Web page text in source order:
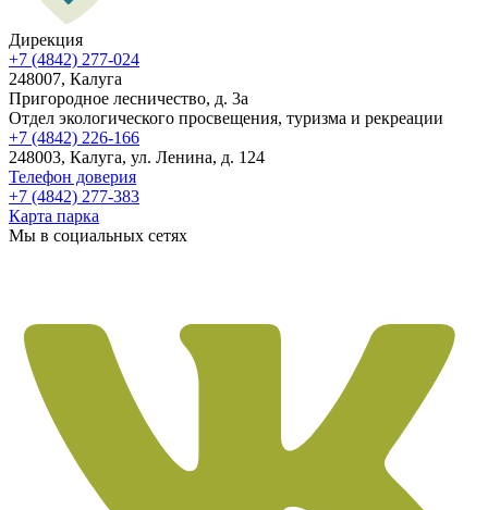
Дирекция
+7 (4842) 277-024
248007, Калуга
Пригородное лесничество, д. 3а
Отдел экологического просвещения, туризма и рекреации
+7 (4842) 226-166
248003, Калуга, ул. Ленина, д. 124
Телефон доверия
+7 (4842) 277-383
Карта парка
Мы в социальных сетях